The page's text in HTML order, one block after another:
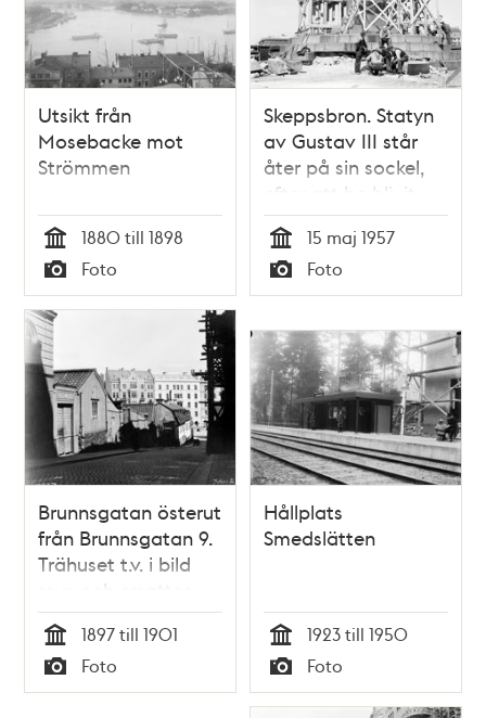
Utsikt från
Mosebacke mot
Strömmen
Tid
1880 till 1898
Typ
Foto
Skeppsbron. Statyn
av Gustav III står
åter på sin sockel,
efter att ha blivit
rengjord och putsad
Tid
15 maj 1957
Typ
Foto
Brunnsgatan österut
från Brunnsgatan 9.
Trähuset t.v. i bild
revs och ersattes
med stenhus 1901
Tid
1897 till 1901
Typ
Foto
Hållplats
Smedslätten
Tid
1923 till 1950
Typ
Foto